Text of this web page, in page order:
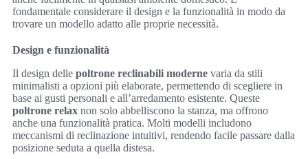
fondamentale considerare il design e la funzionalità in modo da
trovare un modello adatto alle proprie necessità.
Design e funzionalità
Il design delle poltrone reclinabili moderne varia da stili
minimalisti a opzioni più elaborate, permettendo di scegliere in
base ai gusti personali e all’arredamento esistente. Queste
poltrone relax non solo abbelliscono la stanza, ma offrono
anche una funzionalità pratica. Molti modelli includono
meccanismi di reclinazione intuitivi, rendendo facile passare dalla
posizione seduta a quella distesa.